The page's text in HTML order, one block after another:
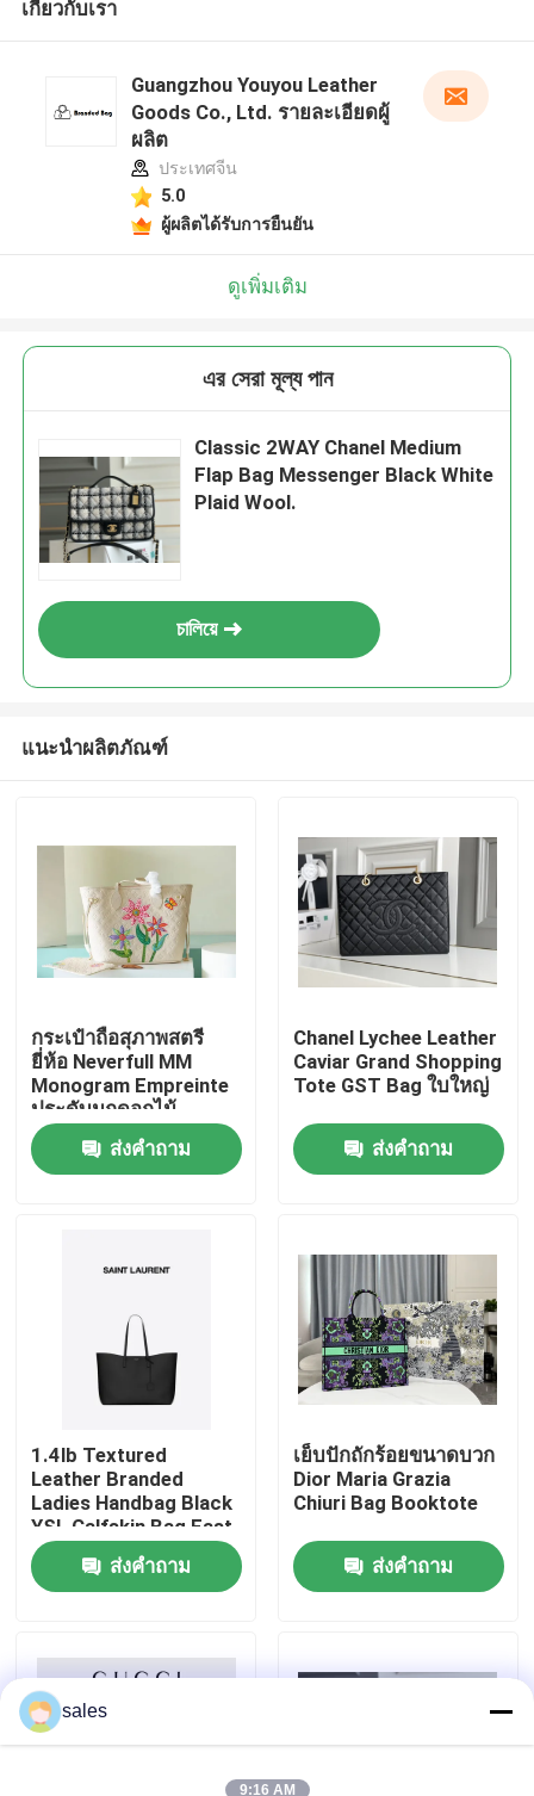
บ้าน
สินค้า
เกี่ยวกับเรา
ทัวร์โรงงาน
ควบคุมคุณภาพ
ติดต่อเรา
กรณี
เกี่ยวกับเรา
Guangzhou Youyou Leather
Goods Co., Ltd. รายละเอียดผู้
ผลิต
ประเทศจีน
5.0
ผู้ผลิตได้รับการยืนยัน
ดูเพิ่มเติม
এর সেরা মূল্য পান
Classic 2WAY Chanel Medium
Flap Bag Messenger Black White
Plaid Wool.
চালিয়ে
แนะนำผลิตภัณฑ์
กระเป๋าถือสุภาพสตรี
ยี่ห้อ Neverfull MM
Monogram Empreinte
ประดับมุกดอกไม้
ส่งคำถาม
Chanel Lychee Leather
Caviar Grand Shopping
Tote GST Bag ใบใหญ่
ส่งคำถาม
1.4lb Textured
Leather Branded
Ladies Handbag Black
YSL Calfskin Bag East
West
ส่งคำถาม
เย็บปักถักร้อยขนาดบวก
Dior Maria Grazia
Chiuri Bag Booktote
ส่งคำถาม
sales
9:16 AM